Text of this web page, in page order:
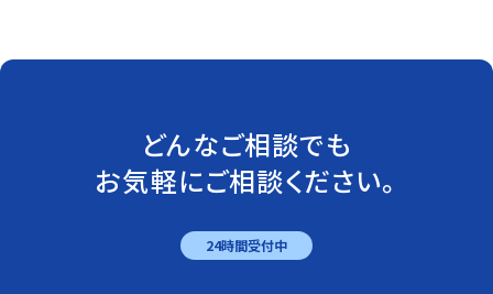
どんなご相談でも
お気軽にご相談ください。
24時間受付中